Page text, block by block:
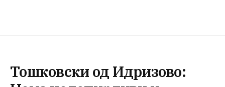
Тошковски од Идризово: